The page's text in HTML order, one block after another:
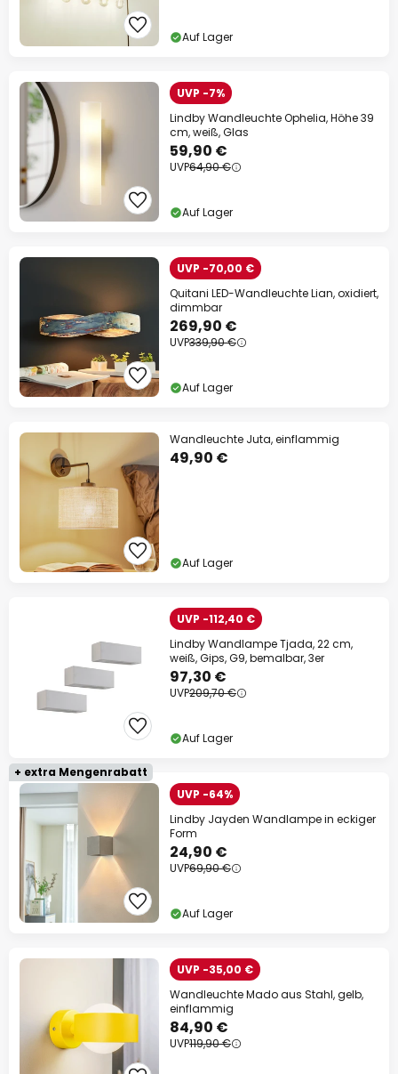
Auf Lager
UVP -7%
Lindby Wandleuchte Ophelia, Höhe 39
cm, weiß, Glas
59,90 €
UVP64,90 €
Auf Lager
UVP -70,00 €
Quitani LED-Wandleuchte Lian, oxidiert,
dimmbar
269,90 €
UVP339,90 €
Auf Lager
Wandleuchte Juta, einflammig
49,90 €
Auf Lager
UVP -112,40 €
Lindby Wandlampe Tjada, 22 cm,
weiß, Gips, G9, bemalbar, 3er
97,30 €
UVP209,70 €
Auf Lager
+ extra Mengenrabatt
UVP -64%
Lindby Jayden Wandlampe in eckiger
Form
24,90 €
UVP69,90 €
Auf Lager
UVP -35,00 €
Wandleuchte Mado aus Stahl, gelb,
einflammig
84,90 €
UVP119,90 €